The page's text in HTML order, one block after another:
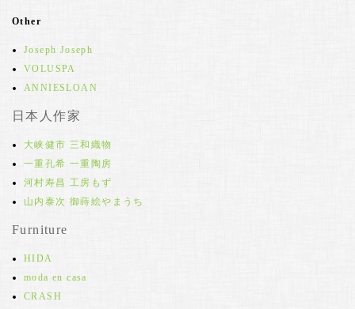
Other
Joseph Joseph
VOLUSPA
ANNIESLOAN
日本人作家
大峡健市 三和織物
一重孔希 一重陶房
河村寿昌 工房もず
山内泰次 御蒔絵やまうち
Furniture
HIDA
moda en casa
CRASH